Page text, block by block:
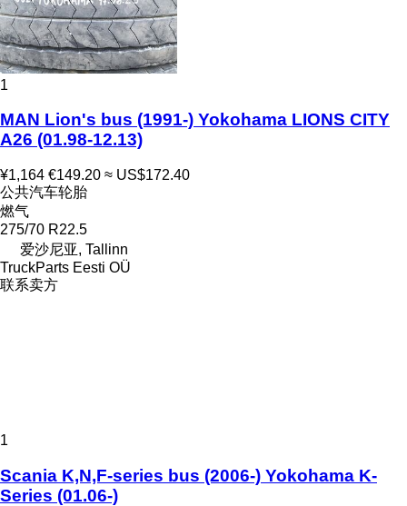
1
MAN Lion's bus (1991-) Yokohama LIONS CITY
A26 (01.98-12.13)
¥1,164 €149.20 ≈ US$172.40
公共汽车轮胎
燃气
275/70 R22.5
爱沙尼亚, Tallinn
TruckParts Eesti OÜ
联系卖方
1
Scania K,N,F-series bus (2006-) Yokohama K-
Series (01.06-)